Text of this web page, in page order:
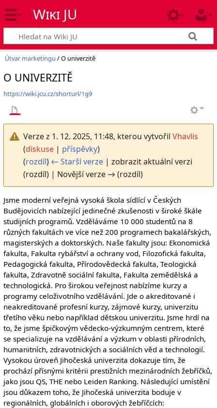
Wiki JU
Útvar marketingu / O univerzitě
O UNIVERZITĚ
https://wiki.jcu.cz/shorturl/1g9
Verze z 1. 12. 2025, 11:48, kterou vytvořil Vhavlis
(diskuse| příspěvky)
(rozdíl) ← Starší verze| zobrazit aktuální verzi
(rozdíl) | Novější verze → (rozdíl)
Jsme moderní veřejná vysoká škola sídlící v Českých
Budějovicích nabízející jedinečné zkušenosti v široké škále
studijních programů. Vzděláváme 10 000 studentů na 8
různých fakultách ve více než 200 programech bakalářských,
magisterských a doktorských. Naše fakulty jsou: Ekonomická
fakulta, Fakulta rybářství a ochrany vod, Filozofická fakulta,
Pedagogická fakulta, Přírodovědecká fakulta, Teologická
fakulta, Zdravotně sociální fakulta, Fakulta zemědělská a
technologická. Pro širokou veřejnost nabízíme kurzy a
programy celoživotního vzdělávání. Jde o akreditované i
neakreditované profesní kurzy, zájmové kurzy, univerzitu
třetího věku nebo například dětskou univerzitu. Jsme hrdí na
to, že jsme špičkovým vědecko-výzkumným centrem, které
se specializuje na vzdělávání a výzkum v oblasti přírodních,
humanitních, zdravotnických a sociálních věd a technologií.
Vysokou úroveň Jihočeská univerzita dokazuje tím, že
prochází přísnými kritérii prestižních mezinárodních žebříčků,
jako jsou QS, THE nebo Leiden Ranking. Následující umístění
jsou důkazem toho, že Jihočeská univerzita boduje v
regionálních, globálních i oborových žebříčcích: